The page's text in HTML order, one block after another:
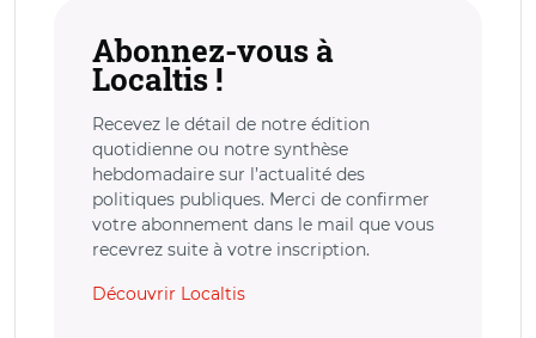
Abonnez-vous à
Localtis !
Recevez le détail de notre édition
quotidienne ou notre synthèse
hebdomadaire sur l’actualité des
politiques publiques. Merci de confirmer
votre abonnement dans le mail que vous
recevrez suite à votre inscription.
Découvrir Localtis